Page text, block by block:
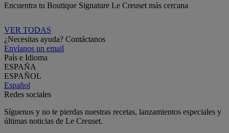
Encuentra tu Boutique Signature Le Creuset más cercana
VER TODAS
¿Necesitas ayuda? Contáctanos
Envíanos un email
País e Idioma
ESPAÑA
ESPAÑOL
Español
Redes sociales
Síguenos y no te pierdas nuestras recetas, lanzamientos especiales y
últimas noticias de Le Creuset.